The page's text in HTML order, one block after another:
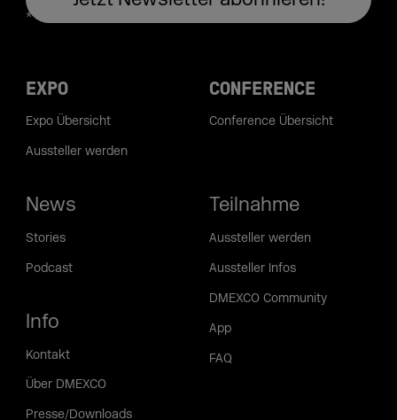
EXPO
Expo Übersicht
Aussteller werden
CONFERENCE
Conference Übersicht
News
Stories
Podcast
Info
Kontakt
Über DMEXCO
Presse/Downloads
Teilnahme
Aussteller werden
Aussteller Infos
DMEXCO Community
App
FAQ